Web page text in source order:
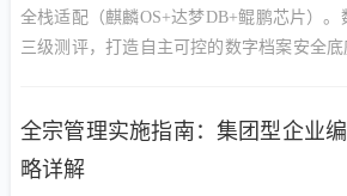
全栈适配（麒麟OS+达梦DB+鲲鹏芯片）
三级测评，打造自主可控的数字档案安全底
全宗管理实施指南：集团型企业
略详解